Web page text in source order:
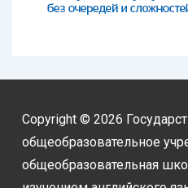
Copyright © 2026
общеобразовательное
общеобразовательная